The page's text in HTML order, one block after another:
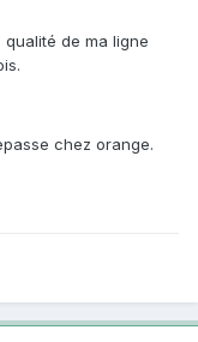
de ma ligne
chez orange.